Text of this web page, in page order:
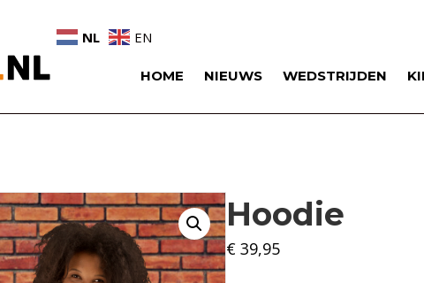
NL EN
HOME NIEUWS WEDSTRIJDEN
Hoodie
€ 39,95